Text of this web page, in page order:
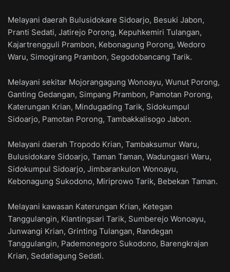
Melayani daerah Bulusidokare Sidoarjo, Besuki Jabon,
Pranti Sedati, Jatirejo Porong, Kepuhkemiri Tulangan,
Kajartrengguli Prambon, Kebonagung Porong, Wedoro
Waru, Simogirang Prambon, Segodobancang Tarik.
Melayani sekitar Mojorangagung Wonoayu, Wunut Porong,
Ganting Gedangan, Simpang Prambon, Pamotan Porong,
Katerungan Krian, Mindugading Tarik, Sidokumpul
Sidoarjo, Pamotan Porong, Tambakkalisogo Jabon.
Melayani daerah Tropodo Krian, Tambaksumur Waru,
Bulusidokare Sidoarjo, Taman Taman, Wadungasri Waru,
Sidokumpul Sidoarjo, Jimbarankulon Wonoayu,
Kebonagung Sukodono, Miriprowo Tarik, Bebekan Taman.
Melayani kawasan Katerungan Krian, Ketegan
Tanggulangin, Klantingsari Tarik, Sumberejo Wonoayu,
Junwangi Krian, Grinting Tulangan, Randegan
Tanggulangin, Pademonegoro Sukodono, Barengkrajan
Krian, Sedatiagung Sedati.